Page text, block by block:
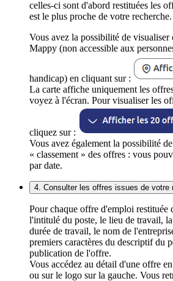
celles-ci sont d'abord restituées les
est le plus proche de votre recherche.
Vous avez la possibilité de
Mappy (non accessible aux
handicap) en cliquant sur :
La carte affiche uniquement les
voyez à l'écran. Pour visualiser les
cliquez sur :
Vous avez également la possibilité
« classement » des offres : vous
par date.
4. Consulter les offres issues de votre
Pour chaque offre d'emploi restituée
l'intitulé du poste, le lieu de travail,
durée de travail, le nom de
premiers caractères du descriptif du
publication de l'offre.
Vous accédez au détail d'une offre
ou sur le logo sur la gauche. Vous